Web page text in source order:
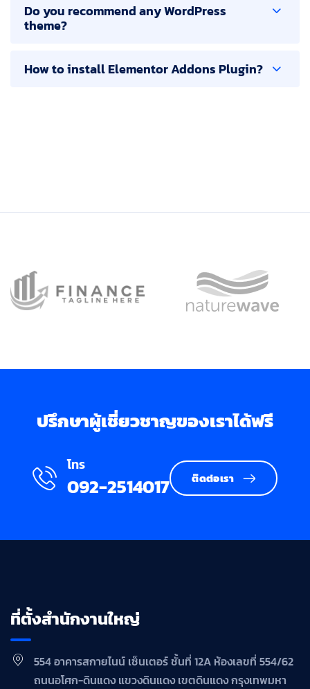
Do you recommend any WordPress
theme?
How to install Elementor Addons Plugin?
ปรึกษาผู้เชี่ยวชาญของเราได้ฟรี
โทร
092-2514017 ติดต่อเรา
ที่ตั้งสำนักงานใหญ่
554 อาคารสกายไนน์ เซ็นเตอร์ ชั้นที่ 12A ห้องเลขที่ 554/62
ถนนอโศก-ดินแดง แขวงดินแดง เขตดินแดง กรุงเทพมหา